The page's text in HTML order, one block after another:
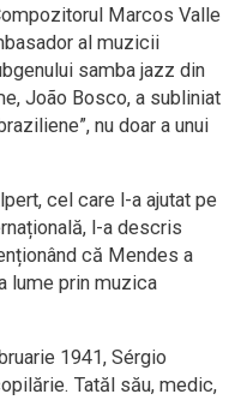
Marcos Valle
al muzicii
samba jazz din
João Bosco, a subliniat
nu doar a unui
cel care l-a ajutat pe
l-a descris
că Mendes a
lume prin muzica
1941, Sérgio
Tatăl său, medic,